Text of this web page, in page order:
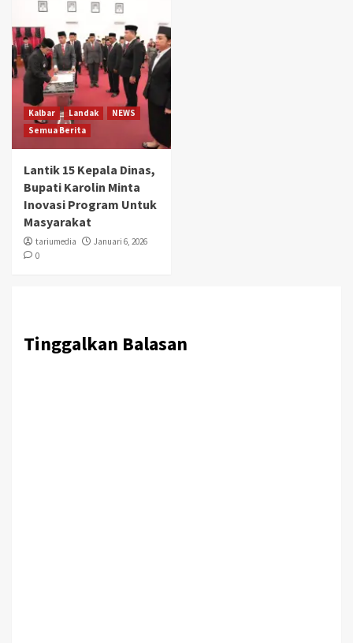
Kalbar Landak
NEWS
Semua Berita
Lantik 15 Kepala Dinas,
Bupati Karolin Minta
Inovasi Program Untuk
Masyarakat
tariumedia
Januari 6, 2026
0
Tinggalkan Balasan